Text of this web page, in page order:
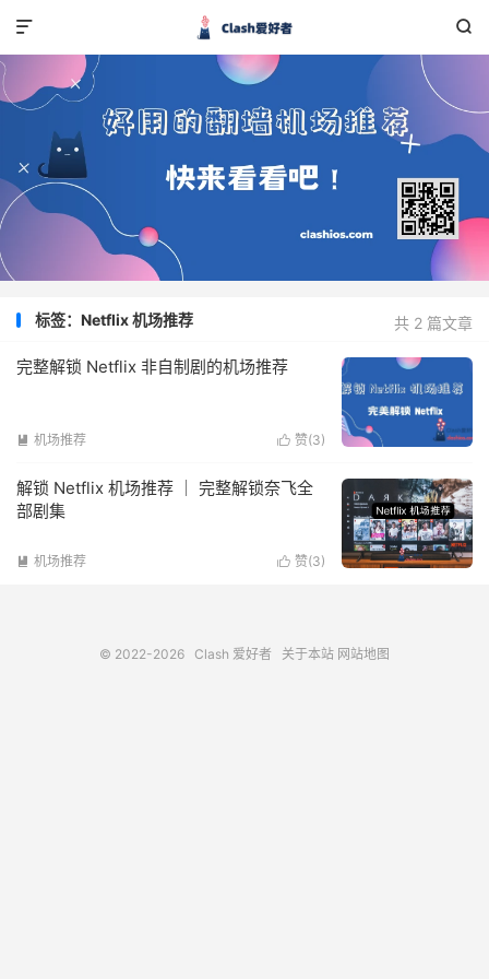


共 2 篇文章
标签：Netflix 机场推荐
完整解锁 Netflix 非自制剧的机场推荐
 赞(3)
 机场推荐
解锁 Netflix 机场推荐 ｜ 完整解锁奈飞全
部剧集
 赞(3)
 机场推荐
© 2022-2026 Clash 爱好者 关于本站 网站地图